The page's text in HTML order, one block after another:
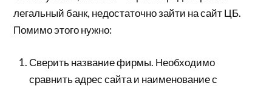
легальный банк, недостаточно зайти на сайт ЦБ.
Помимо этого нужно:
Сверить название фирмы. Необходимо
сравнить адрес сайта и наименование с